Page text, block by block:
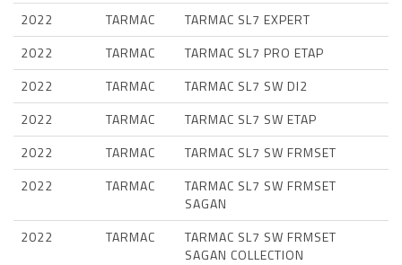
2022
TARMAC
TARMAC SL7 EXPERT
2022
TARMAC
TARMAC SL7 PRO ETAP
2022
TARMAC
TARMAC SL7 SW DI2
2022
TARMAC
TARMAC SL7 SW ETAP
2022
TARMAC
TARMAC SL7 SW FRMSET
2022
TARMAC
TARMAC SL7 SW FRMSET
SAGAN
2022
TARMAC
TARMAC SL7 SW FRMSET
SAGAN COLLECTION